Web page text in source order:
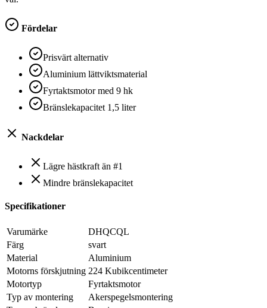
Fördelar
Prisvärt alternativ
Aluminium lättviktsmaterial
Fyrtaktsmotor med 9 hk
Bränslekapacitet 1,5 liter
Nackdelar
Lägre hästkraft än #1
Mindre bränslekapacitet
Specifikationer
Varumärke
DHQCQL
Färg
svart
Material
Aluminium
Motorns förskjutning 224 Kubikcentimeter
Motortyp
Fyrtaktsmotor
Typ av montering
Akerspegelsmontering